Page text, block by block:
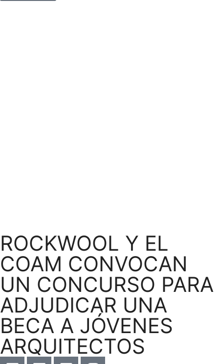
ROCKWOOL Y EL
COAM CONVOCAN
UN CONCURSO PARA
ADJUDICAR UNA
BECA A JÓVENES
ARQUITECTOS